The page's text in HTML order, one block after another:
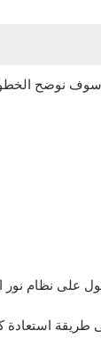
نوضح
نظام نور
طريقة استعادة